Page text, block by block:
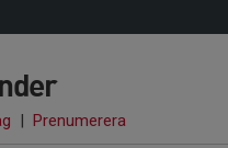
| Prenumerera